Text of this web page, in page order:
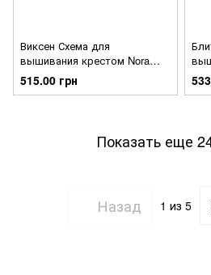
Виксен Схема для
вышивания крестом Nora
Corbett NC117
515.00 грн
Показать еще
Назад 1 из 5